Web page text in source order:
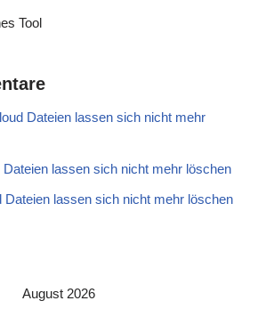
Tool
Dateien lassen sich nicht mehr
Dateien lassen sich nicht mehr löschen
Dateien lassen sich nicht mehr löschen
August 2026